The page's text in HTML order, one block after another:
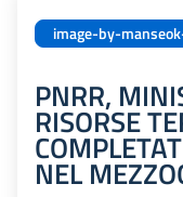
image-by-
PNRR,
RISORSE
NEL